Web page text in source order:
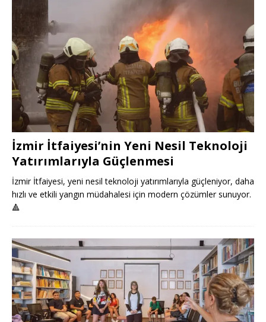
İzmir İtfaiyesi’nin Yeni Nesil Teknoloji
Yatırımlarıyla Güçlenmesi
İzmir İtfaiyesi, yeni nesil teknoloji yatırımlarıyla güçleniyor, daha
hızlı ve etkili yangın müdahalesi için modern çözümler sunuyor.
🔺